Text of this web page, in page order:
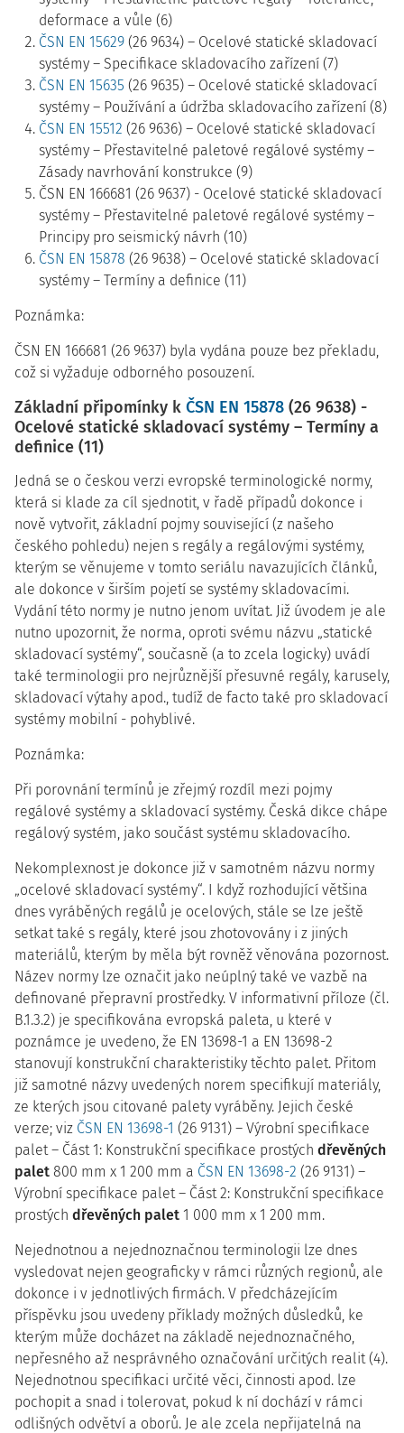
deformace a vůle (6)
ČSN EN 15629 (26 9634) – Ocelové statické skladovací
systémy – Specifikace skladovacího zařízení (7)
ČSN EN 15635 (26 9635) – Ocelové statické skladovací
systémy – Používání a údržba skladovacího zařízení (8)
ČSN EN 15512 (26 9636) – Ocelové statické skladovací
systémy – Přestavitelné paletové regálové systémy –
Zásady navrhování konstrukce (9)
ČSN EN 166681 (26 9637) - Ocelové statické skladovací
systémy – Přestavitelné paletové regálové systémy –
Principy pro seismický návrh (10)
ČSN EN 15878 (26 9638) – Ocelové statické skladovací
systémy – Termíny a definice (11)
Poznámka:
ČSN EN 166681 (26 9637) byla vydána pouze bez překladu,
což si vyžaduje odborného posouzení.
Základní připomínky k ČSN EN 15878 (26 9638) -
Ocelové statické skladovací systémy – Termíny a
definice (11)
Jedná se o českou verzi evropské terminologické normy,
která si klade za cíl sjednotit, v řadě případů dokonce i
nově vytvořit, základní pojmy související (z našeho
českého pohledu) nejen s regály a regálovými systémy,
kterým se věnujeme v tomto seriálu navazujících článků,
ale dokonce v širším pojetí se systémy skladovacími.
Vydání této normy je nutno jenom uvítat. Již úvodem je ale
nutno upozornit, že norma, oproti svému názvu „statické
skladovací systémy“, současně (a to zcela logicky) uvádí
také terminologii pro nejrůznější přesuvné regály, karusely,
skladovací výtahy apod., tudíž de facto také pro skladovací
systémy mobilní - pohyblivé.
Poznámka:
Při porovnání termínů je zřejmý rozdíl mezi pojmy
regálové systémy a skladovací systémy. Česká dikce chápe
regálový systém, jako součást systému skladovacího.
Nekomplexnost je dokonce již v samotném názvu normy
„ocelové skladovací systémy“. I když rozhodující většina
dnes vyráběných regálů je ocelových, stále se lze ještě
setkat také s regály, které jsou zhotovovány i z jiných
materiálů, kterým by měla být rovněž věnována pozornost.
Název normy lze označit jako neúplný také ve vazbě na
definované přepravní prostředky. V informativní příloze (čl.
B.1.3.2) je specifikována evropská paleta, u které v
poznámce je uvedeno, že EN 13698-1 a EN 13698-2
stanovují konstrukční charakteristiky těchto palet. Přitom
již samotné názvy uvedených norem specifikují materiály,
ze kterých jsou citované palety vyráběny. Jejich české
verze; viz ČSN EN 13698-1 (26 9131) – Výrobní specifikace
palet – Část 1: Konstrukční specifikace prostých dřevěných
palet 800 mm x 1 200 mm a ČSN EN 13698-2 (26 9131) –
Výrobní specifikace palet – Část 2: Konstrukční specifikace
prostých dřevěných palet 1 000 mm x 1 200 mm.
Nejednotnou a nejednoznačnou terminologii lze dnes
vysledovat nejen geograficky v rámci různých regionů, ale
dokonce i v jednotlivých firmách. V předcházejícím
příspěvku jsou uvedeny příklady možných důsledků, ke
kterým může docházet na základě nejednoznačného,
nepřesného až nesprávného označování určitých realit (4).
Nejednotnou specifikaci určité věci, činnosti apod. lze
pochopit a snad i tolerovat, pokud k ní dochází v rámci
odlišných odvětví a oborů. Je ale zcela nepřijatelná na